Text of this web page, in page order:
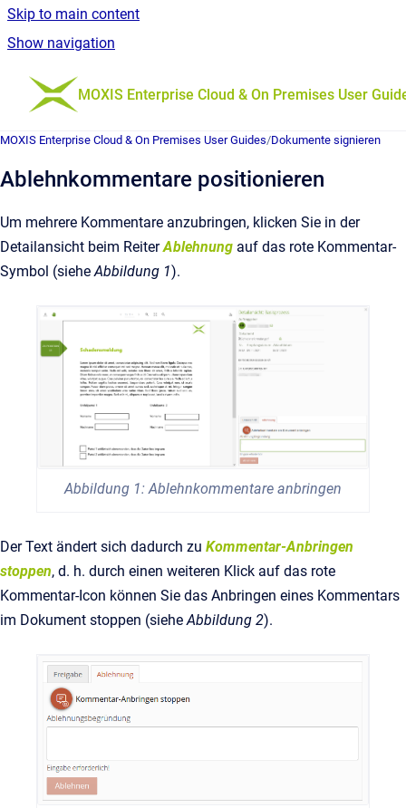
Skip to main content
Show navigation
Go to homepage
MOXIS Enterprise Cloud & On Premises User
MOXIS Enterprise Cloud & On Premises User Guides/Dokumente signieren
Ablehnkommentare positionieren
Um mehrere Kommentare anzubringen, klicken Sie in der
Detailansicht beim ReiterAblehnung auf das rote Kommentar-
Symbol (sieheAbbildung 1).
Abbildung 1: Ablehnkommentare anbringen
Der Text ändert sich dadurch zu Kommentar-Anbringen
stoppen, d. h. durch einen weiteren Klick auf das rote
Kommentar-Icon können Sie das Anbringen eines Kommentars
im Dokument stoppen (siehe Abbildung 2).